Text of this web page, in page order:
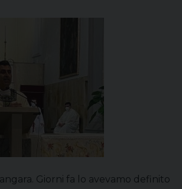
Giorni fa lo avevamo definito